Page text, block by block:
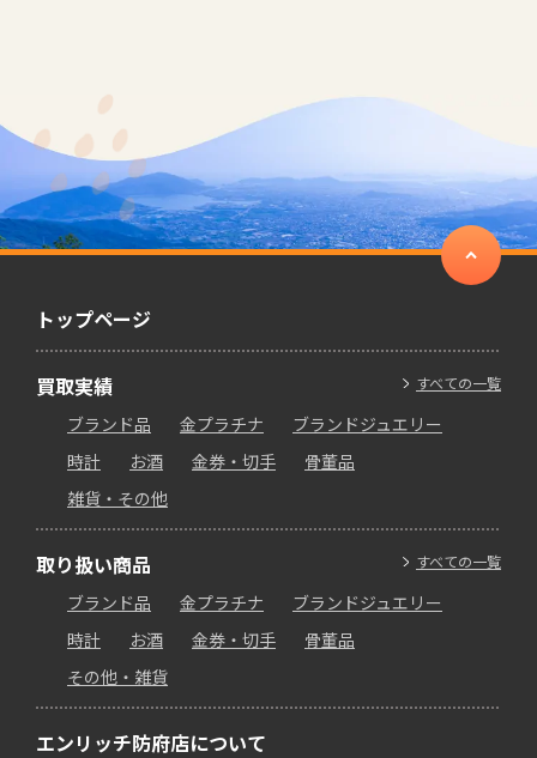
トップページ
すべての一覧
買取実績
ブランド品 金プラチナ
ブランドジュエリー
時計
お酒 金券・切手
骨董品
雑貨・その他
すべての一覧
取り扱い商品
ブランド品 金プラチナ
ブランドジュエリー
時計
お酒 金券・切手
骨董品
その他・雑貨
エンリッチ防府店について